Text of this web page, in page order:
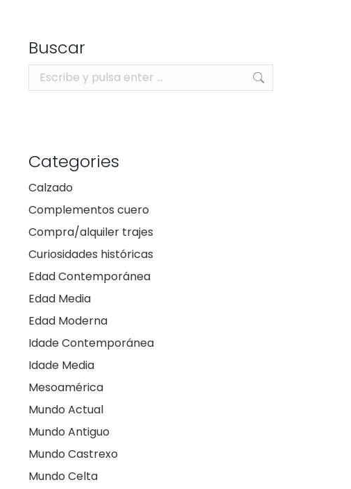
Buscar
Buscar:
Categories
Calzado
Complementos cuero
Compra/alquiler trajes
Curiosidades históricas
Edad Contemporánea
Edad Media
Edad Moderna
Idade Contemporánea
Idade Media
Mesoamérica
Mundo Actual
Mundo Antiguo
Mundo Castrexo
Mundo Celta